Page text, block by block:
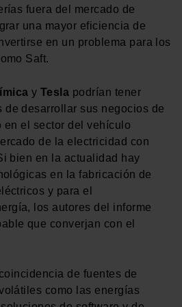
ofrecer funciones de redes
Además, compartimos
que haga del sitio web con
sociales, publicidad y análisis
o que hayan recopilado a
hecho de sus servicios.
fuera del mercado de
una mayor eficiencia de
en un problema para los
Saft.
y Tesla podrían tener
de desarrollar sus negocios de
en el sector del vehículo
de la electricidad con
bien en la actualidad hay
en la fabricación de
y para el
los autores del informe
que converjan con el
de fuentes de
como las energías